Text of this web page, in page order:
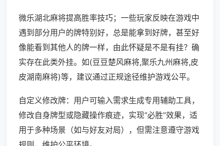
微乐湖北麻将提高胜率技巧；一些玩家反映在游戏中
遇到部分用户的牌特别好，总是能拿到好牌，甚至好
像能看到其他人的牌一样，由此怀疑是不是有挂？确
实存在此类外挂。如(豆豆楚风麻将,聚乐九州麻将,皮
皮湖南麻将)等，建议通过正规途径维护游戏公平。
自定义修改牌：用户可输入需求生成专用辅助工具，
修改自身牌型或隐藏操作痕迹，实现“必胜”效果，适
用于多种场景（如与好友对局），但需注意遵守游戏